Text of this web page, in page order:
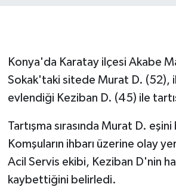
Konya'da Karatay ilçesi Akabe
Sokak'taki sitede Murat D. (52),
evlendiği Keziban D. (45) ile
Tartışma sırasında Murat D. eşini
Komşuların ihbarı üzerine olay
Acil Servis ekibi, Keziban D'nin
kaybettiğini belirledi.
KADIN-AİLE
YEREL YÖNETİM
SEÇİM 2011
ÜÇÜNCÜ SAYFA